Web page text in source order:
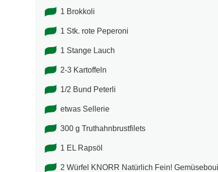
1 Brokkoli
1 Stk. rote Peperoni
1 Stange Lauch
2-3 Kartoffeln
1/2 Bund Peterli
etwas Sellerie
300 g Truthahnbrustfilets
1 EL Rapsöl
2 Würfel KNORR Natürlich Fein!